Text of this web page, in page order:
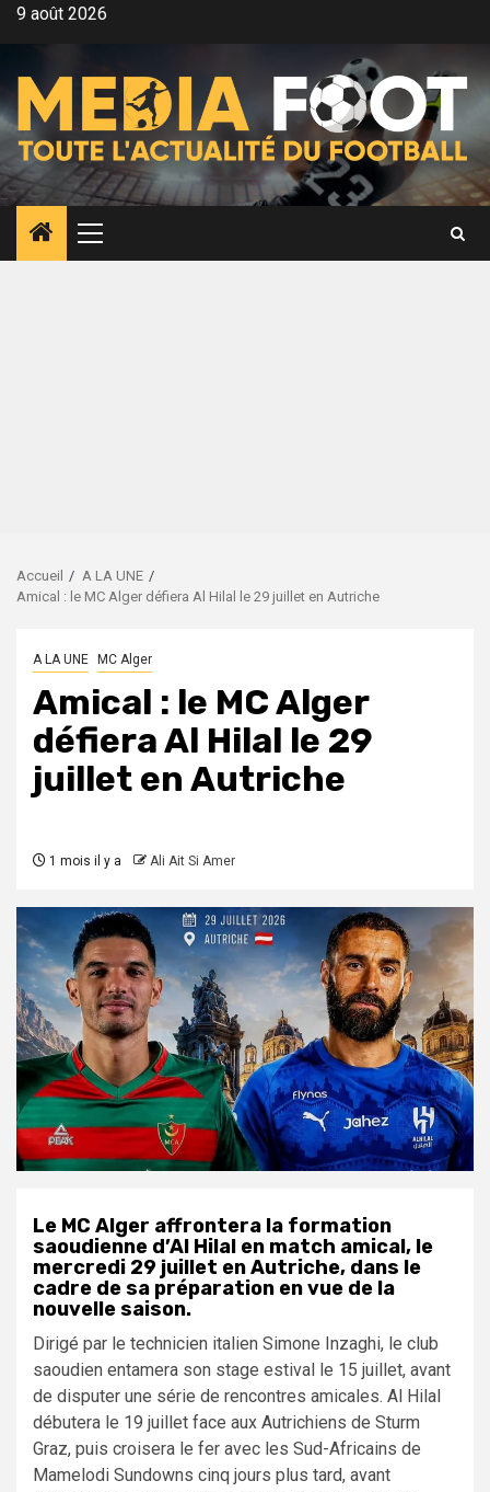
Aller9 août 2026
Menu
principal
Accueil
A LA UNE
Amical : le MC Alger défiera Al Hilal le 29 juillet en Autriche
A LA UNE MC Alger
Amical : le MC Alger
défiera Al Hilal le 29
juillet en Autriche
1 mois il y a Ali Ait Si Amer
Le MC Alger affrontera la formation
saoudienne d’Al Hilal en match amical, le
mercredi 29 juillet en Autriche, dans le
cadre de sa préparation en vue de la
nouvelle saison.
Dirigé par le technicien italien Simone Inzaghi, le club
saoudien entamera son stage estival le 15 juillet, avant
de disputer une série de rencontres amicales. Al Hilal
débutera le 19 juillet face aux Autrichiens de Sturm
Graz, puis croisera le fer avec les Sud-Africains de
Mamelodi Sundowns cinq jours plus tard, avant